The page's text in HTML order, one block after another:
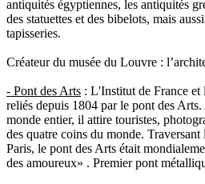
antiquités égyptiennes, les antiquités
des statuettes et des bibelots, mais
tapisseries.
Créateur du musée du Louvre :
- Pont des Arts : L'Institut de France
reliés depuis 1804 par le pont des
monde entier, il attire touristes,
des quatre coins du monde.
Paris, le pont des Arts était
des amoureux» . Premier pont